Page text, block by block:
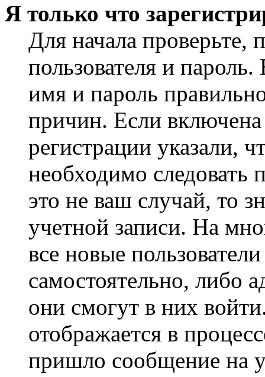
Я только что
Для начала проверьте,
пользователя и
имя и пароль
причин. Если
регистрации указали,
необходимо
это не ваш случай, то
учетной записи. На
все новые
самостоятельно, либо
они смогут в них
отображается в
пришло сообщение на